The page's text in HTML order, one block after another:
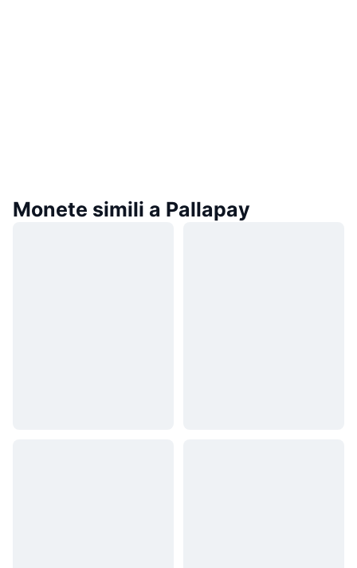
Monete simili a Pallapay